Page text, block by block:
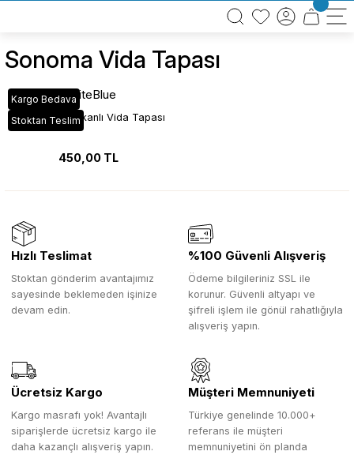
BÜTÜN ALIŞVERİŞLERİNİZDE KARGO BEDAVA!
TÜRKİYE GENELİNDE 10.000 MÜŞTERİ REFERANSI
Sonoma Vida Tapası
Kargo Bedava
Stoktan Teslim
WhiteBlue
Sonoma Yapışkanlı Vida Tapası
450,00 TL
Hızlı Teslimat
Stoktan gönderim avantajımız
sayesinde beklemeden işinize
devam edin.
%100 Güvenli Alışveriş
Ödeme bilgileriniz SSL ile
korunur. Güvenli altyapı ve
şifreli işlem ile gönül rahatlığıyla
alışveriş yapın.
Ücretsiz Kargo
Kargo masrafı yok! Avantajlı
siparişlerde ücretsiz kargo ile
daha kazançlı alışveriş yapın.
Müşteri Memnuniyeti
Türkiye genelinde 10.000+
referans ile müşteri
memnuniyetini ön planda